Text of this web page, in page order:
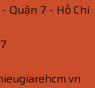
Quận 7 - Hồ Chí